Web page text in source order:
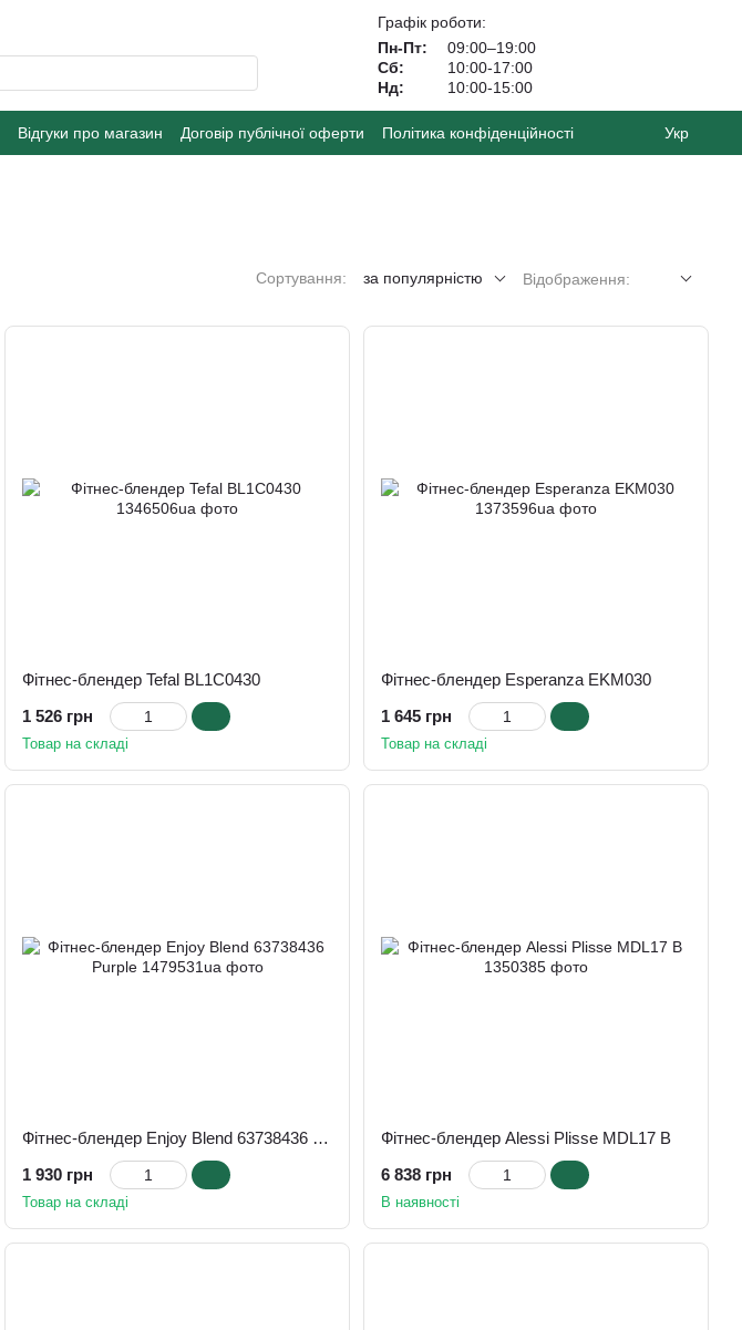
Графік роботи:
Пн-Пт:
09:00–19:00
Сб:
10:00-17:00
Нд:
10:00-15:00
Відгуки про магазин Договір публічної оферти Політика конфіденційності Укр
Сортування: за популярністю Відображення:
Фітнес-блендер Tefal BL1C0430
1 526 грн
Товар на складі
Фітнес-блендер Esperanza EKM030
1 645 грн
Товар на складі
Фітнес-блендер Enjoy Blend 63738436 Purple
1 930 грн
Товар на складі
Фітнес-блендер Alessi Plisse MDL17 B
6 838 грн
В наявності